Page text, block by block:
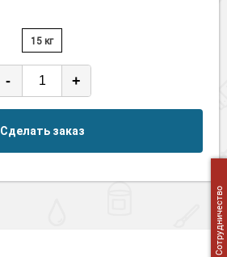
15 кг
- +
Сделать заказ
Сотрудничество